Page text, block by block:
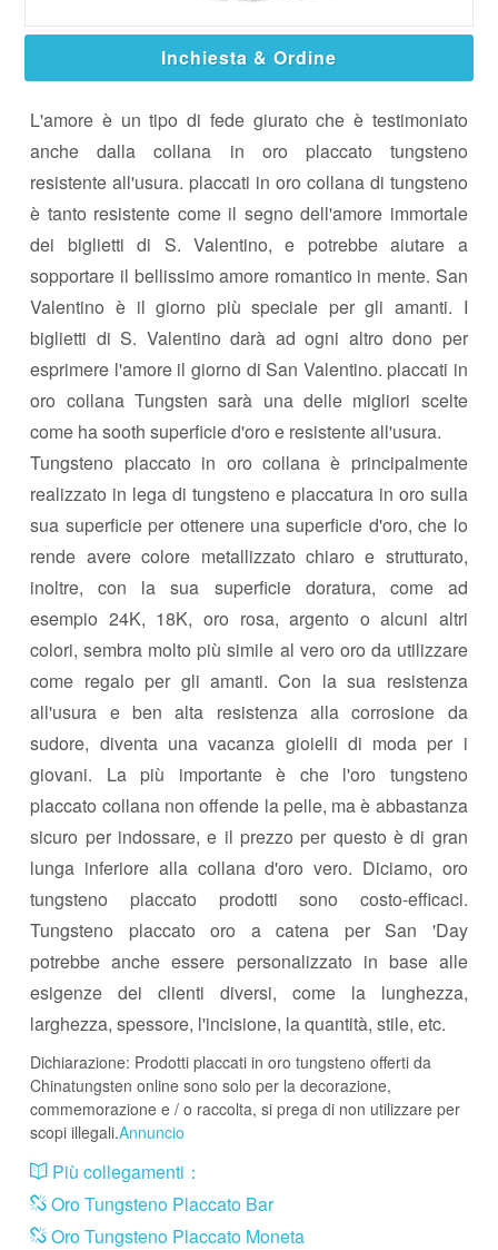
Inchiesta & Ordine
L'amore è un tipo di fede giurato che è testimoniato
anche dalla collana in oro placcato tungsteno
resistente all'usura. placcati in oro collana di tungsteno
è tanto resistente come il segno dell'amore immortale
dei biglietti di S. Valentino, e potrebbe aiutare a
sopportare il bellissimo amore romantico in mente. San
Valentino è il giorno più speciale per gli amanti. I
biglietti di S. Valentino darà ad ogni altro dono per
esprimere l'amore il giorno di San Valentino. placcati in
oro collana Tungsten sarà una delle migliori scelte
come ha sooth superficie d'oro e resistente all'usura.
Tungsteno placcato in oro collana è principalmente
realizzato in lega di tungsteno e placcatura in oro sulla
sua superficie per ottenere una superficie d'oro, che lo
rende avere colore metallizzato chiaro e strutturato,
inoltre, con la sua superficie doratura, come ad
esempio 24K, 18K, oro rosa, argento o alcuni altri
colori, sembra molto più simile al vero oro da utilizzare
come regalo per gli amanti. Con la sua resistenza
all'usura e ben alta resistenza alla corrosione da
sudore, diventa una vacanza gioielli di moda per i
giovani. La più importante è che l'oro tungsteno
placcato collana non offende la pelle, ma è abbastanza
sicuro per indossare, e il prezzo per questo è di gran
lunga inferiore alla collana d'oro vero. Diciamo, oro
tungsteno placcato prodotti sono costo-efficaci.
Tungsteno placcato oro a catena per San 'Day
potrebbe anche essere personalizzato in base alle
esigenze dei clienti diversi, come la lunghezza,
larghezza, spessore, l'incisione, la quantità, stile, etc.
Dichiarazione: Prodotti placcati in oro tungsteno offerti da
Chinatungsten online sono solo per la decorazione,
commemorazione e / o raccolta, si prega di non utilizzare per
scopi illegali.Annuncio
Più collegamenti：
Oro Tungsteno Placcato Bar
Oro Tungsteno Placcato Moneta